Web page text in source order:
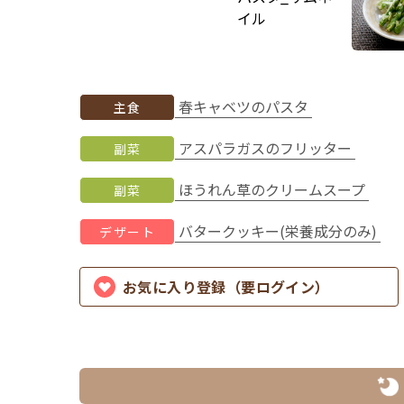
主食 春キャベツのパスタ
副菜 アスパラガスのフリッター
副菜 ほうれん草のクリームスープ
デザート バタークッキー(栄養成分のみ)
お気に入り登録（要ログイン）